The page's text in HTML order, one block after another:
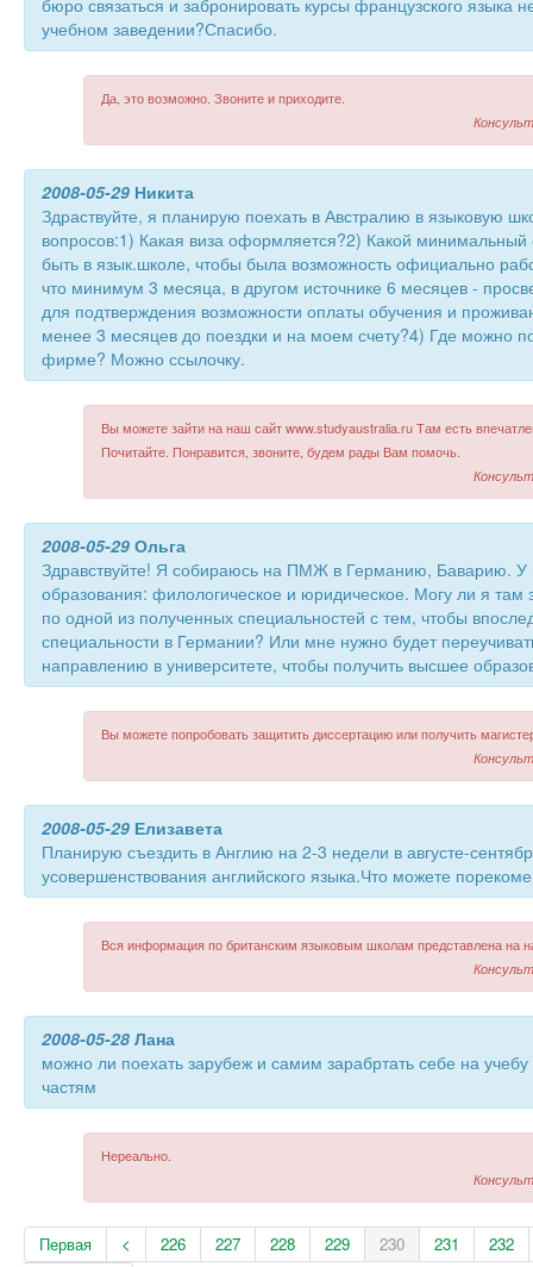
бюро связаться и забронировать курсы французского языка
учебном заведении?Спасибо.
Да, это возможно. Звоните и приходите.
2008-05-29 Никита
Здраствуйте, я планирую поехать в Австралию в языковую
вопросов:1) Какая виза оформляется?2) Какой минимальный
быть в язык.школе, чтобы была возможность официально
что минимум 3 месяца, в другом источнике 6 месяцев -
для подтверждения возможности оплаты обучения и
менее 3 месяцев до поездки и на моем счету?4) Где можно
фирме? Можно ссылочку.
Вы можете зайти на наш сайт www.studyaustralia.ru Там есть
Почитайте. Понравится, звоните, будем рады Вам помочь.
2008-05-29 Ольга
Здравствуйте! Я собираюсь на ПМЖ в Германию, Баварию.
образования: филологическое и юридическое. Могу ли я
по одной из полученных специальностей с тем, чтобы
специальности в Германии? Или мне нужно будет
направлению в университете, чтобы получить высшее
Вы можете попробовать защитить диссертацию или получить
2008-05-29 Елизавета
Планирую съездить в Англию на 2-3 недели в августе-
усовершенствования английского языка.Что можете
Вся информация по британским языковым школам представлена на
2008-05-28 Лана
можно ли поехать зарубеж и самим зарабртать себе на учебу
частям
Нереально.
Первая < 226 227 228 229 230 231
232